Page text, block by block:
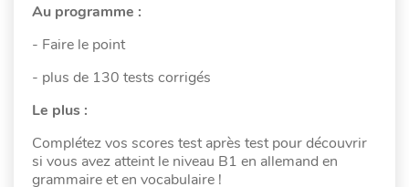
Au programme :
- Faire le point
- plus de 130 tests corrigés
Le plus :
Complétez vos scores test après test pour découvrir
si vous avez atteint le niveau B1 en allemand en
grammaire et en vocabulaire !